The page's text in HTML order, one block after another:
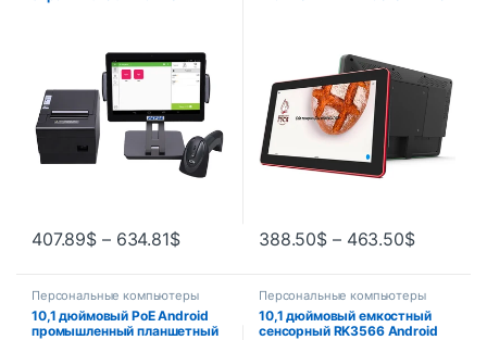
Pos Tablet PC
407.89$ – 634.81$
кронштейн в комплекте, BT,
Wifi, RJ45, черный, белый
388.50$ – 463.50$
Персональные компьютеры
10,1 дюймовый PoE Android
промышленный планшетный
Персональные компьютеры
10,1 дюймовый емкостный
сенсорный RK3566 Android